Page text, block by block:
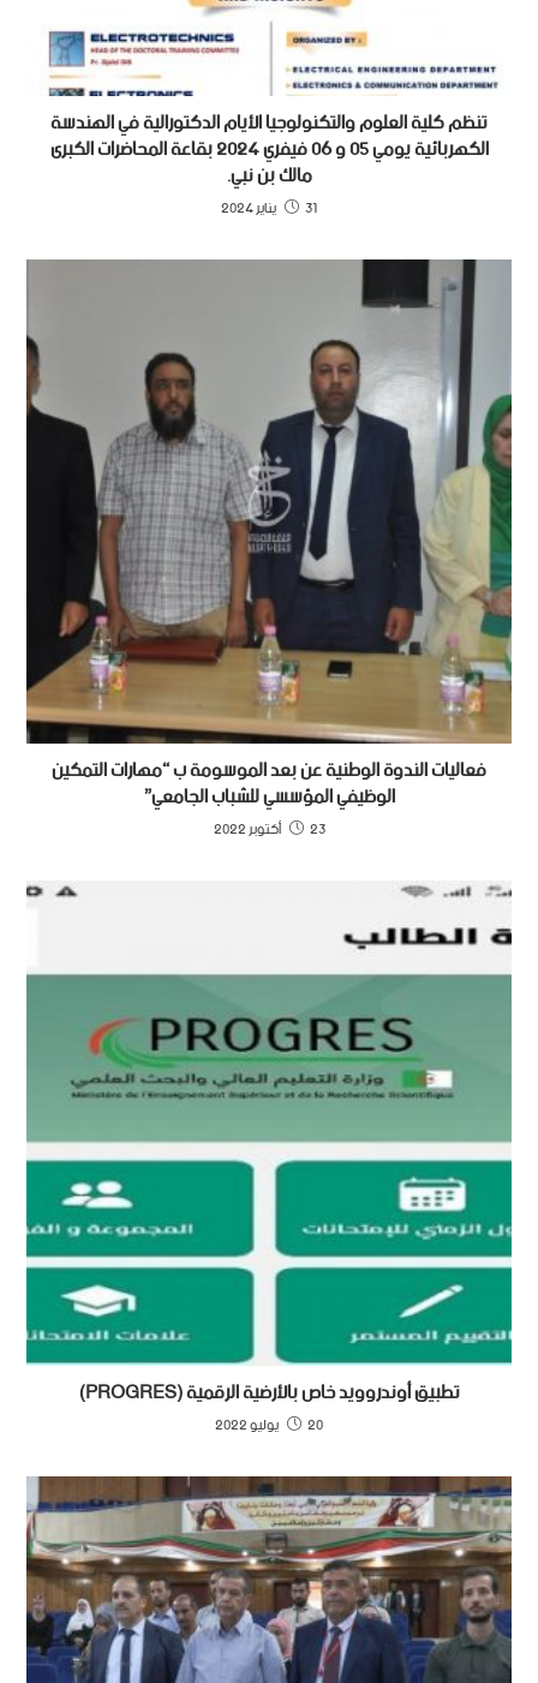
تنظم كلية العلوم والتكنولوجيا الأيام الدكتورالية في الهندسة
الكهربائية يومي 05 و 06 فيفري 2024 بقاعة المحاضرات الكبرى
مالك بن نبي.
31 يناير 2024
فعاليات الندوة الوطنية عن بعد الموسومة ب “مهارات التمكين
الوظيفي المؤسسي للشباب الجامعي”
23 أكتوبر 2022
تطبيق أوندروويد خاص بالأرضية الرقمية (PROGRES)
20 يوليو 2022